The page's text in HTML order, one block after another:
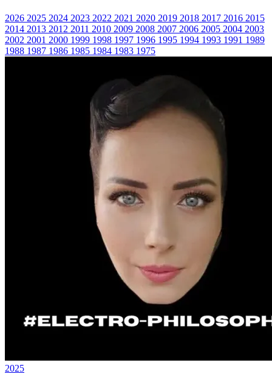
2026 2025 2024 2023 2022 2021 2020 2019 2018 2017 2016 2015
2014 2013 2012 2011 2010 2009 2008 2007 2006 2005 2004 2003
2002 2001 2000 1999 1998 1997 1996 1995 1994 1993 1991 1989
1988 1987 1986 1985 1984 1983 1975
2025